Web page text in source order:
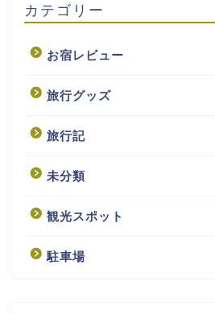
カテゴリー
お宿レビュー
旅行グッズ
旅行記
未分類
観光スポット
駐車場